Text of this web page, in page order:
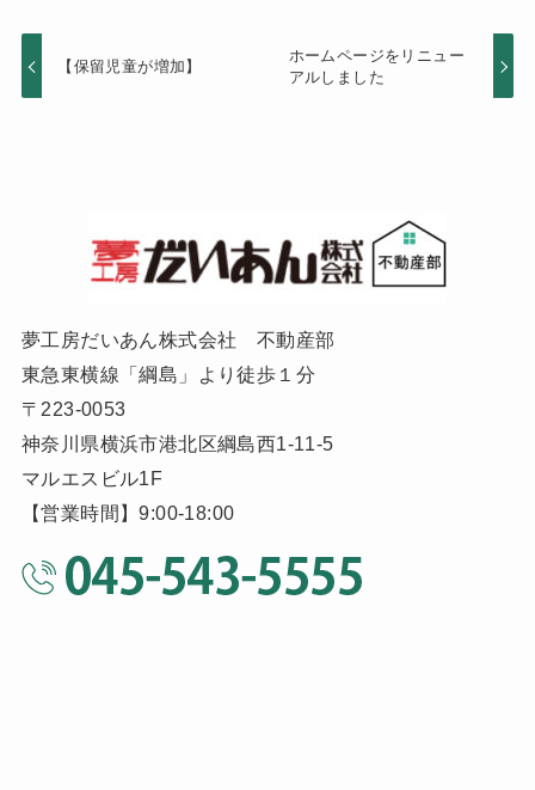
【保留児童が増加】
ホームページをリニュー
アルしました
夢工房だいあん株式会社 不動産部
東急東横線「綱島」より徒歩１分
〒223-0053
神奈川県横浜市港北区綱島西1-11-5
マルエスビル1F
【営業時間】9:00-18:00